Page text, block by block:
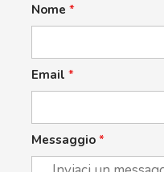
Nome *
Email *
Messaggio *